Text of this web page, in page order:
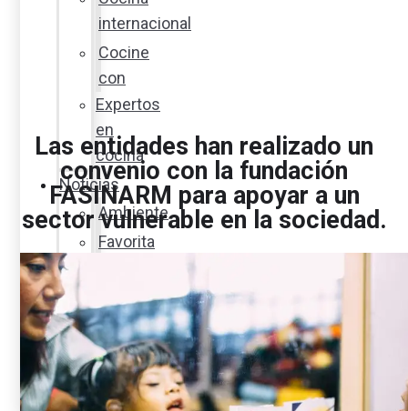
internacional
Cocine
con
Expertos
en
cocina
Noticias
Ambiente
Favorita
Corporativo
Emprendimiento
Maxi
Guía
Las entidades han realizado un
convenio con la fundación
FASINARM para apoyar a un
sector vulnerable en la sociedad.